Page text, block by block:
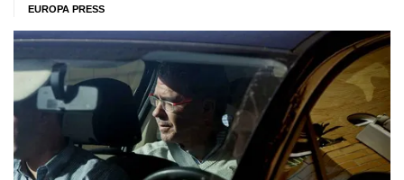
EUROPA PRESS